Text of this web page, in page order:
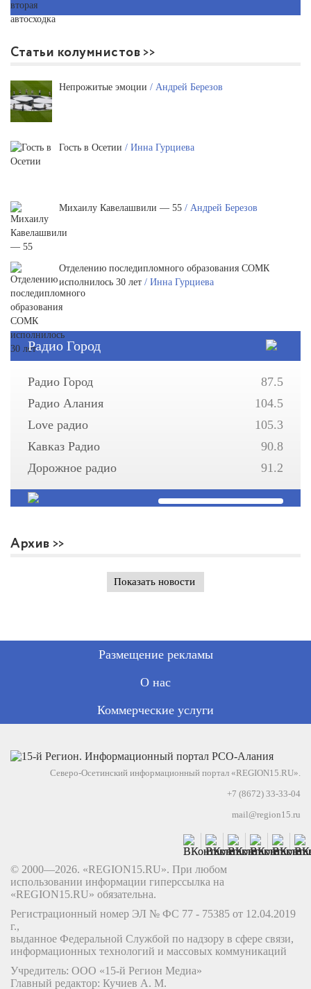
Статьи колумнистов
Непрожитые эмоции / Андрей Березов
Гость в Осетии / Инна Гурциева
Михаилу Кавелашвили — 55 / Андрей Березов
Отделению последипломного образования СОМК
исполнилось 30 лет / Инна Гурциева
Радио Город
Радио Город
87.5
Радио Алания
104.5
Love радио
105.3
Кавказ Радио
90.8
Дорожное радио
91.2
Архив
Показать новости
Размещение рекламы
О нас
Коммерческие услуги
Северо-Осетинский информационный портал «REGION15.RU».
+7 (8672) 33-33-04
mail@region15.ru
© 2000—2026. «REGION15.RU». При любом
использовании информации гиперссылка на
«REGION15.RU» обязательна.
Регистрационный номер ЭЛ № ФС 77 - 75385 от 12.04.2019
г.,
выданное Федеральной Службой по надзору в сфере связи,
информационных технологий и массовых коммуникаций
Учредитель: ООО «15-й Регион Медиа»
Главный редактор: Кучиев А. М.